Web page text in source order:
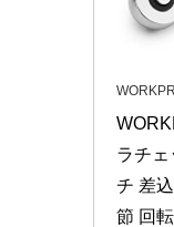
ラチ
チ 差
節 回